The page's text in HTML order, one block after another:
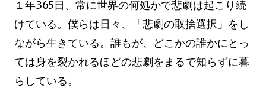
１年365日、常に世界の何処かで悲劇は起こり続
けている。僕らは日々、「悲劇の取捨選択」をし
ながら生きている。誰もが、どこかの誰かにとっ
ては身を裂かれるほどの悲劇をまるで知らずに暮
らしている。